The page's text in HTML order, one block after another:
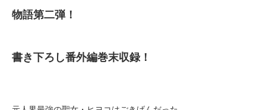
物語第二弾！
書き下ろし番外編巻末収録！